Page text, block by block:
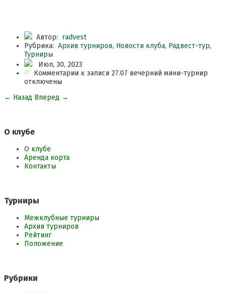
Автор: radvest
Рубрика: Архив турниров, Новости клуба, Радвест-тур,
Турниры
Июл, 30, 2023
Комментарии к записи 27.07​ вечерний мини-турнир
отключены
← Назад Вперед →
О клубе
О клубе
Аренда корта
Контакты
Турниры
Межклубные турниры
Архив турниров
Рейтинг
Положение
Рубрики